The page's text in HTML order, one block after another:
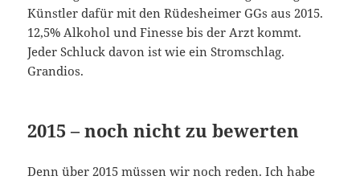
Künstler dafür mit den Rüdesheimer GGs aus 2015.
12,5% Alkohol und Finesse bis der Arzt kommt.
Jeder Schluck davon ist wie ein Stromschlag.
Grandios.
2015 – noch nicht zu bewerten
Denn über 2015 müssen wir noch reden. Ich habe